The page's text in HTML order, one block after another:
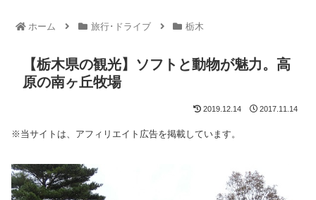
ホーム 旅行･ドライブ 栃木
【栃木県の観光】ソフトと動物が魅力。高
原の南ヶ丘牧場
2019.12.14 2017.11.14
※当サイトは、アフィリエイト広告を掲載しています。